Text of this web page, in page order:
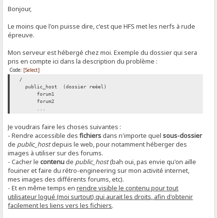
Bonjour,
Le moins que l'on puisse dire, c'est que HFS met les nerfs à rude
épreuve.
Mon serveur est hébergé chez moi. Exemple du dossier qui sera
pris en compte ici dans la description du problème :
Code: [Select]
/
public_host (dossier reéel)
forum1
forum2
Je voudrais faire les choses suivantes :
- Rendre accessible desfichiersdans n'importe quelsous-dossier
de public_hostdepuis le web, pour notamment héberger des
images à utiliser sur des forums.
- Cacher lecontenude public_host(bah oui, pas envie qu'on aille
fouiner et faire du rétro-engineering sur mon activité internet,
mes images des différents forums, etc).
- Et en même temps enrendre visible le contenu pour tout
utilisateur logué (moi surtout) qui aurait les droits, afin d'obtenir
facilement les liens vers les fichiers.